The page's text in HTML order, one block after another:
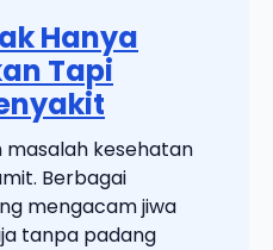
Hanya
Tapi
kesehatan
Berbagai
mengacam jiwa
tanpa padang